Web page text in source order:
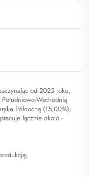
od 2025 roku,
Wschodnią
Północną (15,00%),
łącznie około -